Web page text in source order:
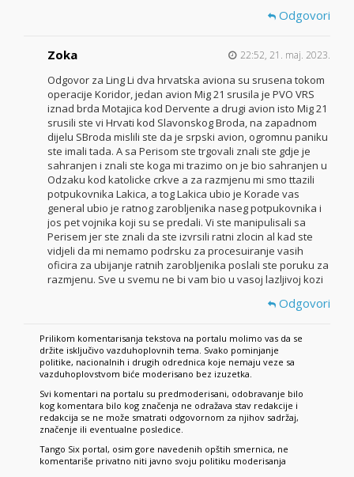
Odgovori
Zoka 22:52, 21. maj. 2023.
Odgovor za Ling Li dva hrvatska aviona su srusena tokom
operacije Koridor, jedan avion Mig 21 srusila je PVO VRS
iznad brda Motajica kod Dervente a drugi avion isto Mig 21
srusili ste vi Hrvati kod Slavonskog Broda, na zapadnom
dijelu SBroda mislili ste da je srpski avion, ogromnu paniku
ste imali tada. A sa Perisom ste trgovali znali ste gdje je
sahranjen i znali ste koga mi trazimo on je bio sahranjen u
Odzaku kod katolicke crkve a za razmjenu mi smo ttazili
potpukovnika Lakica, a tog Lakica ubio je Korade vas
general ubio je ratnog zarobljenika naseg potpukovnika i
jos pet vojnika koji su se predali. Vi ste manipulisali sa
Perisem jer ste znali da ste izvrsili ratni zlocin al kad ste
vidjeli da mi nemamo podrsku za procesuiranje vasih
oficira za ubijanje ratnih zarobljenika poslali ste poruku za
razmjenu. Sve u svemu ne bi vam bio u vasoj lazljivoj kozi
Odgovori
Prilikom komentarisanja tekstova na portalu molimo vas da se
držite isključivo vazduhoplovnih tema. Svako pominjanje
politike, nacionalnih i drugih odrednica koje nemaju veze sa
vazduhoplovstvom biće moderisano bez izuzetka.
Svi komentari na portalu su predmoderisani, odobravanje bilo
kog komentara bilo kog značenja ne odražava stav redakcije i
redakcija se ne može smatrati odgovornom za njihov sadržaj,
značenje ili eventualne posledice.
Tango Six portal, osim gore navedenih opštih smernica, ne
komentariše privatno niti javno svoju politiku moderisanja